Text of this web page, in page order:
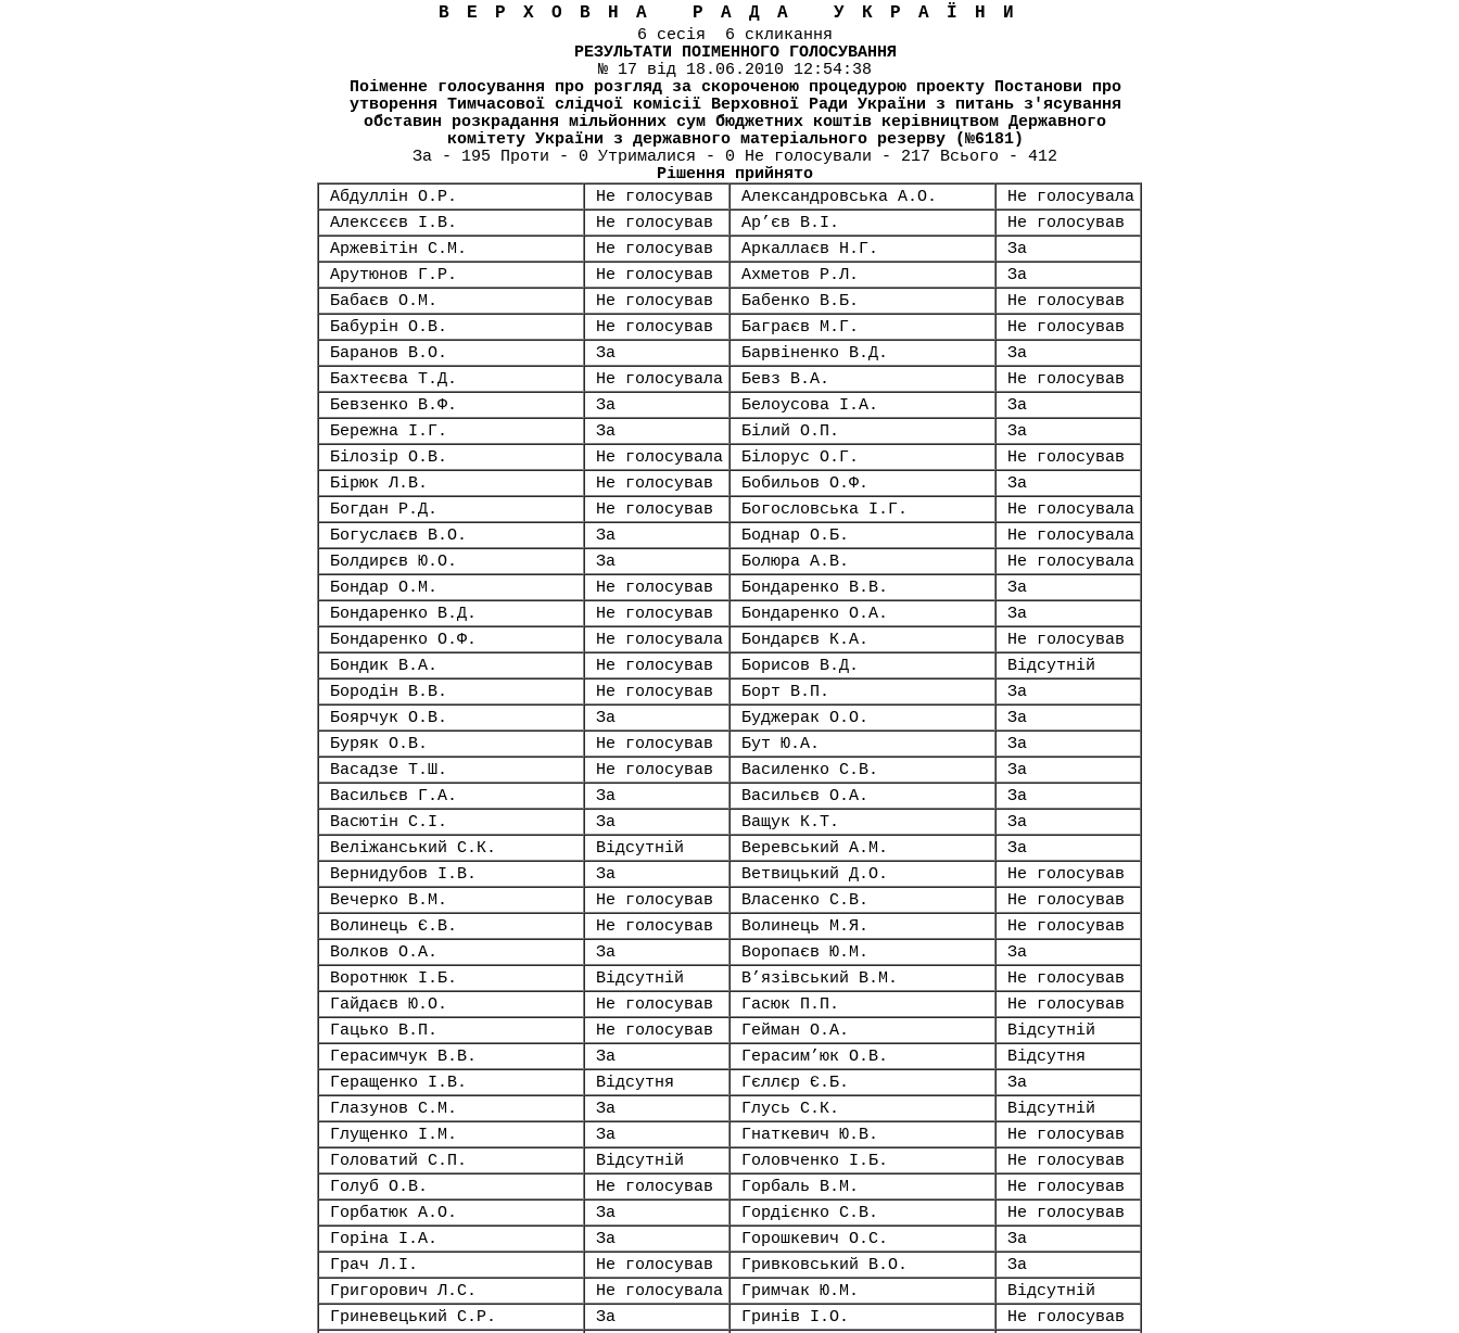
ВЕРХОВНА РАДА УКРАЇНИ
6 сесія 6 скликання
РЕЗУЛЬТАТИ ПОІМЕННОГО ГОЛОСУВАННЯ
№ 17 від 18.06.2010 12:54:38
Поіменне голосування про розгляд за скороченою процедурою проекту Постанови про
утворення Тимчасової слідчої комісії Верховної Ради України з питань з'ясування
обставин розкрадання мільйонних сум бюджетних коштів керівництвом Державного
комітету України з державного матеріального резерву (№6181)
За - 195 Проти - 0 Утрималися - 0 Не голосували - 217 Всього - 412
Рішення прийнято
Абдуллін О.Р.
Не голосував Александровська А.О.
Не голосувала
Алексєєв І.В.
Не голосував Ар’єв В.І.
Не голосував
Аржевітін С.М.
Не голосував Аркаллаєв Н.Г.
За
Арутюнов Г.Р.
Не голосував Ахметов Р.Л.
За
Бабаєв О.М.
Не голосував Бабенко В.Б.
Не голосував
Бабурін О.В.
Не голосував Баграєв М.Г.
Не голосував
Баранов В.О.
За Барвіненко В.Д.
За
Бахтеєва Т.Д.
Не голосувала Бевз В.А.
Не голосував
Бевзенко В.Ф.
За Белоусова І.А.
За
Бережна І.Г.
За Білий О.П.
За
Білозір О.В.
Не голосувала Білорус О.Г.
Не голосував
Бірюк Л.В.
Не голосував Бобильов О.Ф.
За
Богдан Р.Д.
Не голосував Богословська І.Г.
Не голосувала
Богуслаєв В.О.
За Боднар О.Б.
Не голосувала
Болдирєв Ю.О.
За Болюра А.В.
Не голосувала
Бондар О.М.
Не голосував Бондаренко В.В.
За
Бондаренко В.Д.
Не голосував Бондаренко О.А.
За
Бондаренко О.Ф.
Не голосувала Бондарєв К.А.
Не голосував
Бондик В.А.
Не голосував Борисов В.Д.
Відсутній
Бородін В.В.
Не голосував Борт В.П.
За
Боярчук О.В.
За Буджерак О.О.
За
Буряк О.В.
Не голосував Бут Ю.А.
За
Васадзе Т.Ш.
Не голосував Василенко С.В.
За
Васильєв Г.А.
За Васильєв О.А.
За
Васютін С.І.
За Ващук К.Т.
За
Веліжанський С.К.
Відсутній Веревський А.М.
За
Вернидубов І.В.
За Ветвицький Д.О.
Не голосував
Вечерко В.М.
Не голосував Власенко С.В.
Не голосував
Волинець Є.В.
Не голосував Волинець М.Я.
Не голосував
Волков О.А.
За Воропаєв Ю.М.
За
Воротнюк І.Б.
Відсутній В’язівський В.М.
Не голосував
Гайдаєв Ю.О.
Не голосував Гасюк П.П.
Не голосував
Гацько В.П.
Не голосував Гейман О.А.
Відсутній
Герасимчук В.В.
За Герасим’юк О.В.
Відсутня
Геращенко І.В.
Відсутня Гєллєр Є.Б.
За
Глазунов С.М.
За Глусь С.К.
Відсутній
Глущенко І.М.
За Гнаткевич Ю.В.
Не голосував
Головатий С.П.
Відсутній Головченко І.Б.
Не голосував
Голуб О.В.
Не голосував Горбаль В.М.
Не голосував
Горбатюк А.О.
За Гордієнко С.В.
Не голосував
Горіна І.А.
За Горошкевич О.С.
За
Грач Л.І.
Не голосував Гривковський В.О.
За
Григорович Л.С.
Не голосувала Гримчак Ю.М.
Відсутній
Гриневецький С.Р.
За Гринів І.О.
Не голосував